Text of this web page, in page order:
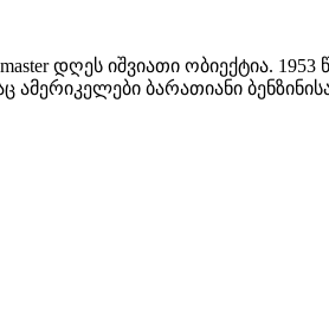
დღეს იშვიათი ობიექტია. 1953
ბარათიანი